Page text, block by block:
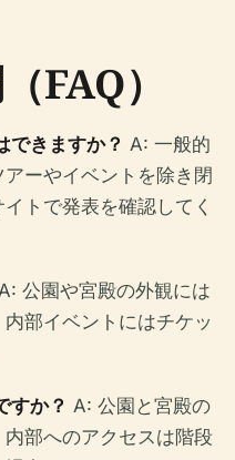
FAQ）
できますか？ A: 一般的
ーやイベントを除き閉
トで発表を確認してく
公園や宮殿の外観には
部イベントにはチケッ
すか？ A: 公園と宮殿の
部へのアクセスは階段